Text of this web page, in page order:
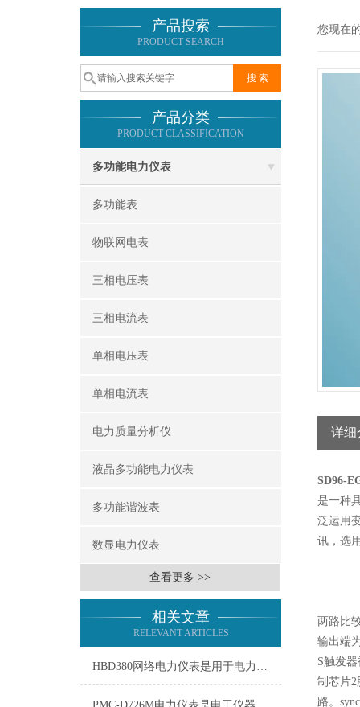
产品搜索
PRODUCT SEARCH
产品分类
PRODUCT CLASSIFICATION
多功能电力仪表
多功能表
物联网电表
三相电压表
三相电流表
单相电压表
单相电流表
电力质量分析仪
液晶多功能电力仪表
多功能谐波表
数显电力仪表
查看更多 >>
相关文章
RELEVANT ARTICLES
HBD380网络电力仪表是用于电力系统的智能监测仪器
您现在
详细
SD96-
是一种
泛运用
讯，选
两路比
输出端
S触发
制芯片2
路。